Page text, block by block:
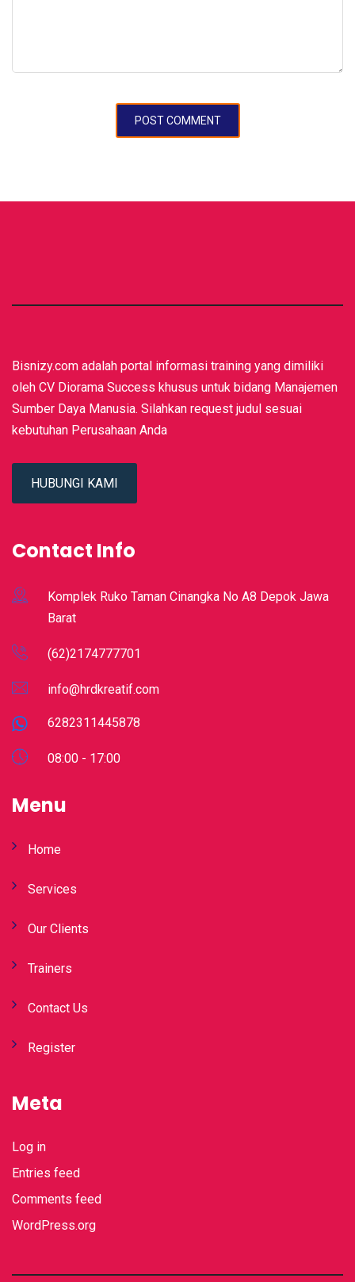
Bisnizy.com adalah portal informasi training yang dimiliki
oleh CV Diorama Success khusus untuk bidang Manajemen
Sumber Daya Manusia. Silahkan request judul sesuai
kebutuhan Perusahaan Anda
HUBUNGI KAMI
Contact Info
Komplek Ruko Taman Cinangka No A8 Depok Jawa
Barat
(62)2174777701
info@hrdkreatif.com
6282311445878
08:00 - 17:00
Menu
Home
Services
Our Clients
Trainers
Contact Us
Register
Meta
Log in
Entries feed
Comments feed
WordPress.org